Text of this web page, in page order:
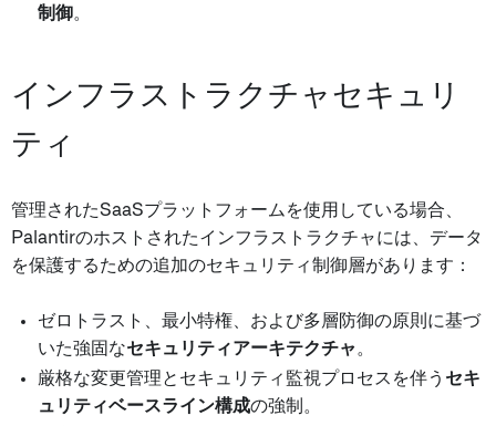
制御。
インフラストラクチャセキュリ
ティ
管理されたSaaSプラットフォームを使用している場合、
Palantirのホストされたインフラストラクチャには、データ
を保護するための追加のセキュリティ制御層があります：
ゼロトラスト、最小特権、および多層防御の原則に基づ
いた強固なセキュリティアーキテクチャ。
厳格な変更管理とセキュリティ監視プロセスを伴う セキ
ュリティベースライン構成の強制。